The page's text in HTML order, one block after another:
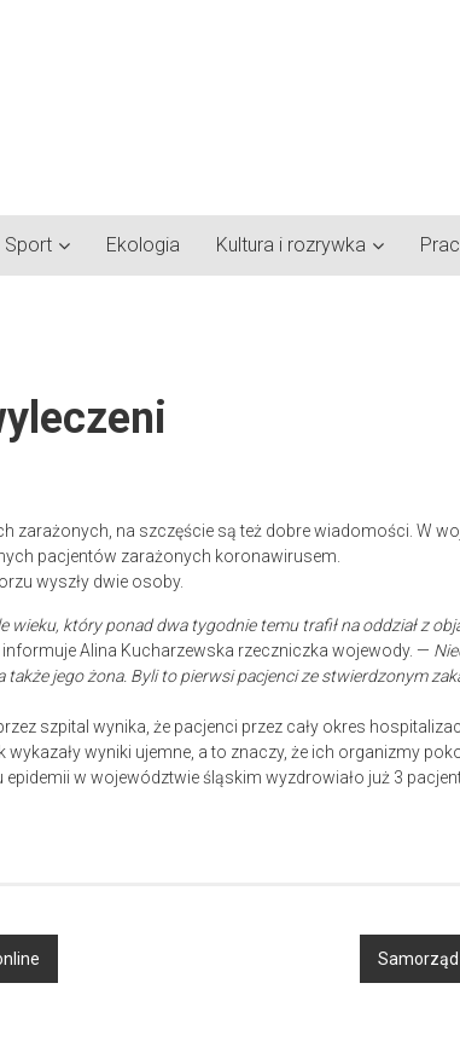
Sport Ekologia Kultura i rozrywka
zarażonych, na szczęście są też dobre wiadomości. W
pacjentów zarażonych koronawirusem.
wyszły dwie osoby.
wieku, który ponad dwa tygodnie temu trafił na oddział z
Alina Kucharzewska rzeczniczka wojewody. —
także jego żona. Byli to pierwsi pacjenci ze stwierdzonym
szpital wynika, że pacjenci przez cały okres
wykazały wyniki ujemne, a to znaczy, że ich organizmy
w województwie śląskim wyzdrowiało już 3